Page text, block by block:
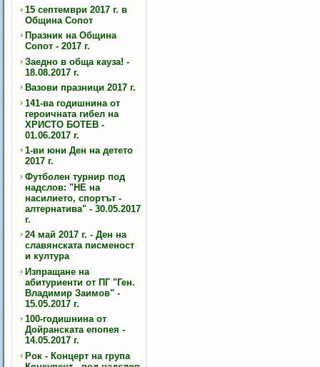
15 септември 2017 г. в
Община Сопот
Празник на Община
Сопот - 2017 г.
Заедно в обща кауза! -
18.08.2017 г.
Вазови празници 2017 г.
141-ва годишнина от
героичната гибел на
ХРИСТО БОТЕВ -
01.06.2017 г.
1-ви юни Ден на детето
2017 г.
Футболен турнир под
надслов: "НЕ на
насилието, спортът -
алтернатива" - 30.05.2017
г.
24 май 2017 г. - Ден на
славянската писменост
и култура
Изпращане на
абитуриенти от ПГ "Ген.
Владимир Заимов" -
15.05.2017 г.
100-годишнина от
Дойранската епопея -
14.05.2017 г.
Рок - Концерт на група